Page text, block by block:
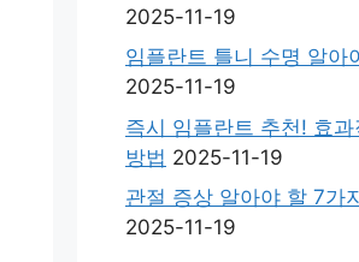
2025-11-19
임플란트 틀니 수명 알아
2025-11-19
즉시 임플란트 추천! 효
방법 2025-11-19
관절 증상 알아야 할 7가
2025-11-19